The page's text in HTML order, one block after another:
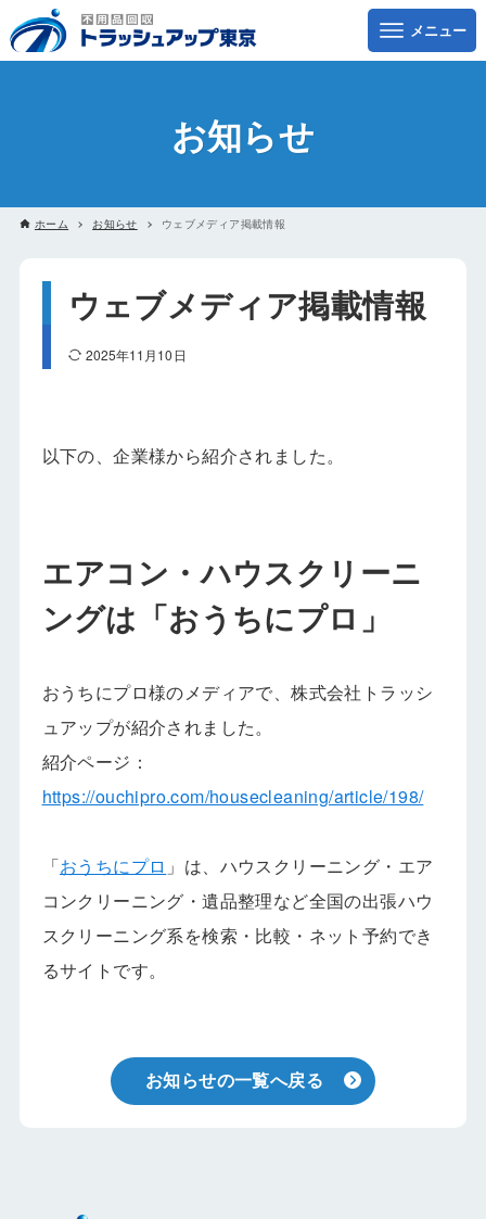
お知らせ
ホーム お知らせ ウェブメディア掲載情報
ウェブメディア掲載情報
2025年11月10日
以下の、企業様から紹介されました。
エアコン・ハウスクリーニ
ングは「おうちにプロ」
おうちにプロ様のメディアで、株式会社トラッシ
ュアップが紹介されました。
紹介ページ：
https://ouchipro.com/housecleaning/article/198/
「おうちにプロ 」は、ハウスクリーニング・エア
コンクリーニング・遺品整理など全国の出張ハウ
スクリーニング系を検索・比較・ネット予約でき
るサイトです。
お知らせの一覧へ戻る